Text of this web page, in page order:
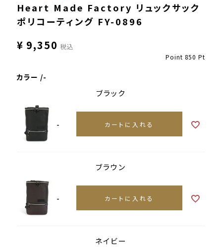
Heart Made Factory リュックサック
ポリコーティング FY-0896
¥ 9,350 税込
Point 850 Pt
カラー -
ブラック
- カートに入れる
ブラウン
- カートに入れる
ネイビー